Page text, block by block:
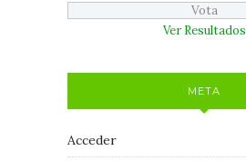
Ver Resultados
META
Acceder